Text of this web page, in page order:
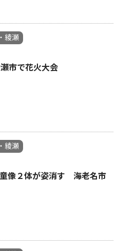
綾瀬
市で花火大会
綾瀬
像２体が姿消す 海老名市